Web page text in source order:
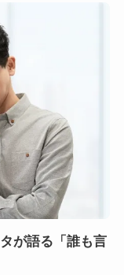
が語る「誰も言